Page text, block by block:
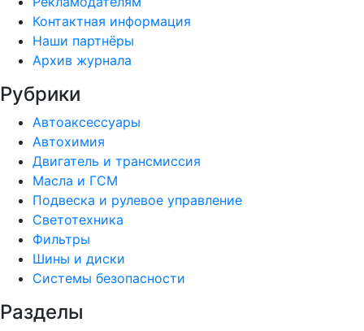
Контактная информация
Наши партнёры
Архив журнала
Рубрики
Автоаксессуары
Автохимия
Двигатель и трансмиссия
Масла и ГСМ
Подвеска и рулевое управление
Светотехника
Фильтры
Шины и диски
Системы безопасности
Разделы